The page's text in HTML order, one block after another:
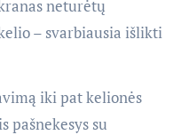
neturėtų
– svarbiausia išlikti
iki pat kelionės
pašnekesys su